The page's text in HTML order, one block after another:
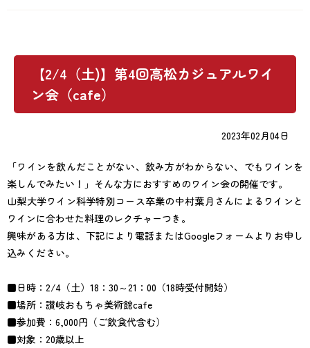
【2/4（土)】第4回高松カジュアルワイ
ン会（cafe）
2023年02月04日
「ワインを飲んだことがない、飲み方がわからない、でもワインを
楽しんでみたい！」そんな方におすすめのワイン会の開催です。
山梨大学ワイン科学特別コース卒業の中村葉月さんによるワインと
ワインに合わせた料理のレクチャーつき。
興味がある方は、下記により電話またはGoogleフォームよりお申し
込みください。
■日時：2/4（土）18：30～21：00（18時受付開始）
■場所：讃岐おもちゃ美術館cafe
■参加費：6,000円（ご飲食代含む）
■対象：20歳以上